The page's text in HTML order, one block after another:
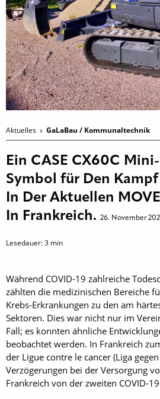
Aktuelles GaLaBau / Kommunaltechnik
Ein CASE CX60C
Symbol für Den Kampf
In Der Aktuellen
In Frankreich. 26. November
Lesedauer:3 min
Während COVID-19 zahlreiche
zählten die medizinischen Bereiche
Krebs-Erkrankungen zu den am
Sektoren. Dies war nicht nur im
Fall; es konnten ähnliche
beobachtet werden. In Frankreich
der Ligue contre le cancer (Liga
Verzögerungen bei der Versorgung
Frankreich von der zweiten COVID-